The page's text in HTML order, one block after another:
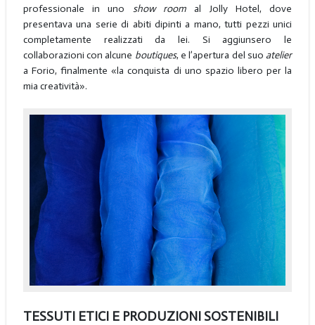
professionale in uno show room al Jolly Hotel, dove
presentava una serie di abiti dipinti a mano, tutti pezzi unici
completamente realizzati da lei. Si aggiunsero le
collaborazioni con alcune boutiques, e l’apertura del suoatelier
a Forio, finalmente «la conquista di uno spazio libero per la
mia creatività».
TESSUTI ETICI E PRODUZIONI SOSTENIBILI